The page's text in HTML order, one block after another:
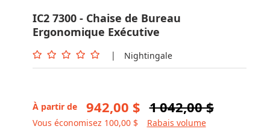
IC2 7300 - Chaise de Bureau
Ergonomique Exécutive
| Nightingale
À partir de 942,00 $ 1 042,00 $
Vous économisez 100,00 $ Rabais volume